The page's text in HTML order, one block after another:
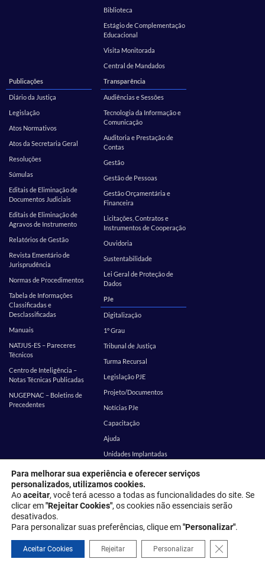
Biblioteca
Estágio de Complementação
Educacional
Visita Monitorada
Central de Mandados
Publicações
Diário da Justiça
Legislação
Atos Normativos
Atos da Secretaria Geral
Resoluções
Súmulas
Editais de Eliminação de
Documentos Judiciais
Editais de Eliminação de
Agravos de Instrumento
Relatórios de Gestão
Revista Ementário de
Jurisprudência
Normas de Procedimentos
Tabela de Informações
Classificadas e
Desclassificadas
Manuais
NATJUS-ES – Pareceres
Técnicos
Centro de Inteligência –
Notas Técnicas Publicadas
NUGEPNAC – Boletins de
Precedentes
Transparência
Audiências e Sessões
Tecnologia da Informação e
Comunicação
Auditoria e Prestação de
Contas
Gestão
Gestão de Pessoas
Gestão Orçamentária e
Financeira
Licitações, Contratos e
Instrumentos de Cooperação
Ouvidoria
Sustentabilidade
Lei Geral de Proteção de
Dados
PJe
Digitalização
1º Grau
Tribunal de Justiça
Turma Recursal
Legislação PJE
Projeto/Documentos
Notícias PJe
Capacitação
Ajuda
Unidades Implantadas
Estatística
SEI
EMES Corregedoria
Endereço: Rua Desembargador Homero Mafra, 60 - Enseada do Suá,
Vitória - ES, 29050-906
Política de privacidade
Para melhorar sua experiência e oferecer serviços
personalizados, utilizamos cookies.
Aoaceitar, você terá acesso a todas as funcionalidades do site. Se
clicar em"Rejeitar Cookies", os cookies não essenciais serão
desativados.
Para personalizar suas preferências, clique em"Personalizar".
Aceitar Cookies Rejeitar Personalizar Close